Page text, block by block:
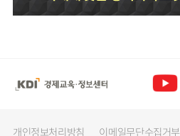
개인정보처리방침 이메일무단수집거부